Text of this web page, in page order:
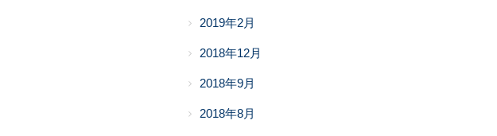
2019年2月
2018年12月
2018年9月
2018年8月